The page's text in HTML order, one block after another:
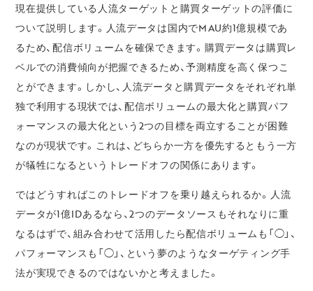
現在提供している人流ターゲットと購買ターゲットの評価に
ついて説明します。人流データは国内でMAU約1億規模であ
るため、配信ボリュームを確保できます。購買データは購買レ
ベルでの消費傾向が把握できるため、予測精度を高く保つこ
とができます。しかし、人流データと購買データをそれぞれ単
独で利用する現状では、配信ボリュームの最大化と購買パフ
ォーマンスの最大化という2つの目標を両立することが困難
なのが現状です。これは、どちらか一方を優先するともう一方
が犠牲になるというトレードオフの関係にあります。
ではどうすればこのトレードオフを乗り越えられるか。人流
データが1億IDあるなら、2つのデータソースもそれなりに重
なるはずで、組み合わせて活用したら配信ボリュームも「◯」、
パフォーマンスも「◯」、という夢のようなターゲティング手
法が実現できるのではないかと考えました。